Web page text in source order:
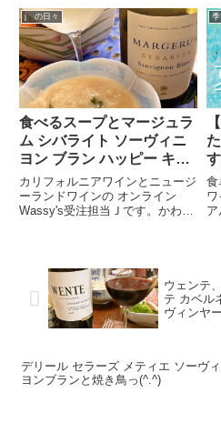
は、カリフォルニアを代表するピ
ノ・ノワールの造り手「コスタ・
ブラウン」から、銘醸地や名畑で
生まれた、とっておきの4本を、
ご紹...
ル
い
で
っ
j の日々
食べるスープとマージュラ
ム シバライト ソーヴィニ
ヨン ブラン ハッピー キャ
ニオン オブ サンタ バーバ
ラ(´▽｀)
カリフォルニアワインとニュージ
ーランドワインの オンライン
Wassy's受注担当Ｊです。かわい
そこにじゃがいもと水を加えてコ
トコト煮ます。ミキサーでちょ...
食
ア
ウェンテ
テ カベル
ヴィンヤ
デリール セラーズ メティエ ソーヴ
ヨンブランと焼き鳥っ(^.^)